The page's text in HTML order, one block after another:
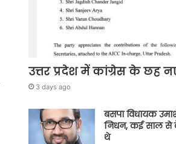
उत्तर प्रदेश में कांग्रेस के छह
3 days ago
बसपा विधायक
निधन, कई साल से
थे